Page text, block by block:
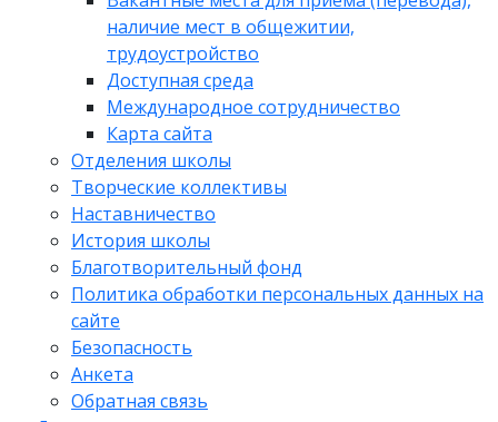
наличие мест в общежитии,
трудоустройство
Доступная среда
Международное сотрудничество
Карта сайта
Отделения школы
Творческие коллективы
Наставничество
История школы
Благотворительный фонд
Политика обработки персональных данных на
сайте
Безопасность
Анкета
Обратная связь